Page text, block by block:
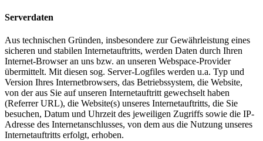
Serverdaten
Aus technischen Gründen, insbesondere zur Gewährleistung eines
sicheren und stabilen Internetauftritts, werden Daten durch Ihren
Internet-Browser an uns bzw. an unseren Webspace-Provider
übermittelt. Mit diesen sog. Server-Logfiles werden u.a. Typ und
Version Ihres Internetbrowsers, das Betriebssystem, die Website,
von der aus Sie auf unseren Internetauftritt gewechselt haben
(Referrer URL), die Website(s) unseres Internetauftritts, die Sie
besuchen, Datum und Uhrzeit des jeweiligen Zugriffs sowie die IP-
Adresse des Internetanschlusses, von dem aus die Nutzung unseres
Internetauftritts erfolgt, erhoben.